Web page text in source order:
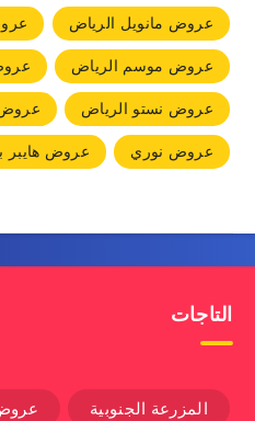
عروض مانويل الرياض
عروض موسم الرياض
عروض نستو الرياض
عروض
عروض نوري
عروض هايبر
التاجات
المزرعة الجنوبية